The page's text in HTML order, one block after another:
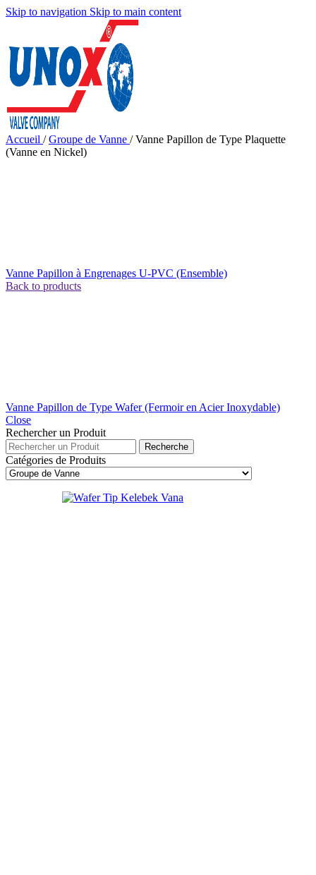
Skip to navigation Skip to main content
Accueil / Groupe de Vanne / Vanne Papillon de Type Plaquette
(Vanne en Nickel)
Vanne Papillon à Engrenages U-PVC (Ensemble)
Back to products
Vanne Papillon de Type Wafer (Fermoir en Acier Inoxydable)
Close
Rechercher un Produit
Recherche
Catégories de Produits